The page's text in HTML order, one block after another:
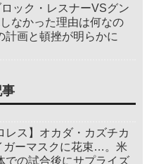
ロック・レスナーVSグン
なかった理由は何なの
計画と頓挫が明らかに
事
レス】オカダ・カズチカ
ガーマスクに花束…。米
での試合後にサプライズ